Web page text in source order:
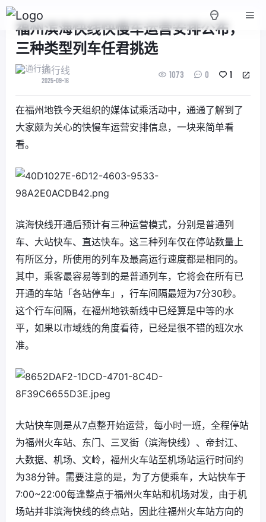
福州滨海快线快慢车运营安排公布，
三种类型列车任君挑选
通行线
2025-09-16
1073 0 1
在福州地铁今天组织的媒体试乘活动中，通通了解到了
大家颇为关心的快慢车运营安排信息，一块来简单看
看。
滨海快线开通后预计有三种运营模式，分别是普通列
车、大站快车、直达快车。这三种列车仅在停站数量上
有所区分，所使用的列车及最高运行速度都是相同的。
其中，乘客最容易等到的是普通列车，它将会在所有已
开通的车站「各站停车」，行车间隔最短为7分30秒。
这个行车间隔，在福州地铁新线中已经算是中等的水
平，如果以市域线的角度看待，已经是很不错的班次水
准。
大站快车则是从7点整开始运营，每小时一班，全程停站
为福州火车站、东门、三叉街（滨海快线）、帝封江、
大数据、机场、文岭，福州火车站至机场站运行时间约
为38分钟。需要注意的是，为了方便乘车，大站快车于
7:00~22:00每逢整点于福州火车站和机场对发，由于机
场站并非滨海快线的终点站，因此往福州火车站方向的